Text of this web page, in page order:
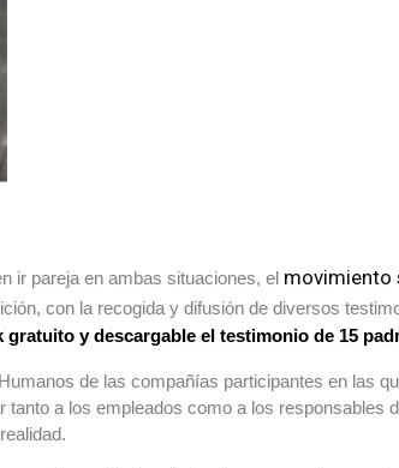
ir pareja en ambas situaciones, el movimiento
con la recogida y difusión de diversos
gratuito y descargable el testimonio de 15
de las compañías participantes en las
tanto a los empleados como a los responsables